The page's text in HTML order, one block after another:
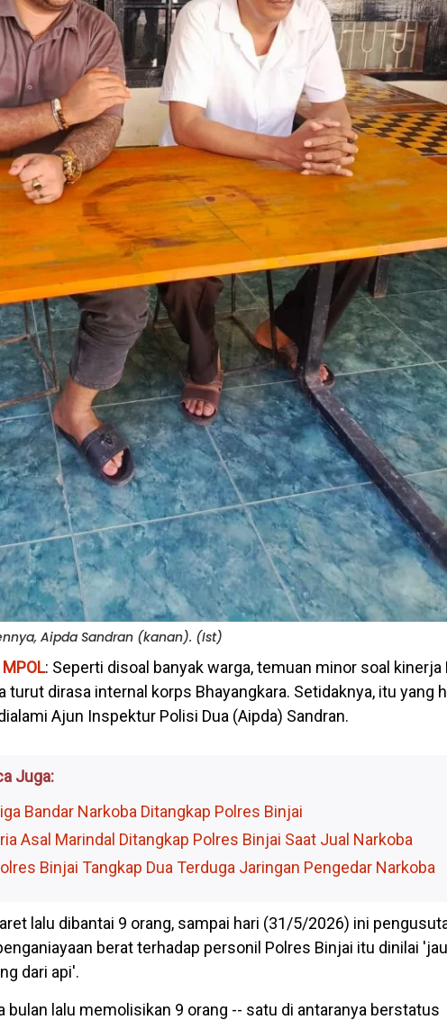
Aipda Sandran (kanan). (Ist)
MPOL: Seperti disoal banyak warga, temuan minor soal kinerja
turut dirasa internal korps Bhayangkara. Setidaknya, itu yang
Ajun Inspektur Polisi Dua (Aipda) Sandran.
Juga:
Bandar Narkoba Ditangkap Polres Binjai
Asal Marindal Ditangkap Polres Binjai Saat Jual Narkoba
Binjai Tangkap Dua Terduga Jaringan Pengedar Narkoba
lalu dibantai 9 orang, sampai hari (31/5/2026) ini
berat terhadap personil Polres Binjai itu dinilai
dari api'.
bulan lalu memolisikan 9 orang -- satu di antaranya berstatus